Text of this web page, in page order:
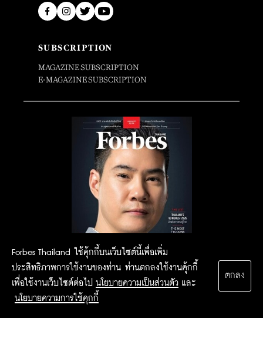
Forbes Thailand ใช้คุ้กกี้บนเว็บไซต์นี้เพื่อเพิ่ม
ประสิทธิภาพการใช้งานของท่าน ท่านตกลงใช้งานคุ้กกี้
เพื่อใช้งานเว็บไซต์ต่อไป นโยบายความเป็นส่วนตัว และ
นโยบายความการใช้คุกกี้
ตกลง
SUBSCRIPTION
MAGAZINE SUBSCRIPTION
E-MAGAZINE SUBSCRIPTION
2015 Forbesthailand.com ALL RIGHTS RESERVED